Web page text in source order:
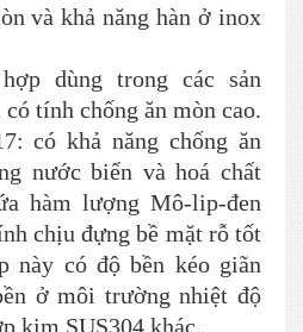
và khả năng hàn ở inox
dùng trong các sản
tính chống ăn mòn cao.
có khả năng chống ăn
nước biển và hoá chất
hàm lượng Mô-lip-đen
chịu đựng bề mặt rỗ tốt
này có độ bền kéo giãn
ở môi trường nhiệt độ
kim SUS304 khác.